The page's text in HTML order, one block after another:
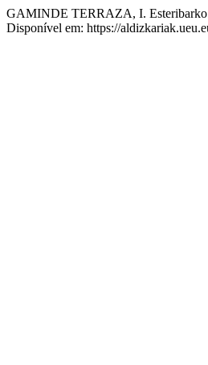
GAMINDE TERRAZA, I. Esteribarko
Disponível em: https://